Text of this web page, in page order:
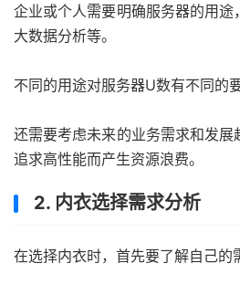
企业或个人需要明确服务器的用途
大数据分析等。
不同的用途对服务器U数有不同的要
还需要考虑未来的业务需求和发展
追求高性能而产生资源浪费。
2. 内衣选择需求分析
在选择内衣时，首先要了解自己的